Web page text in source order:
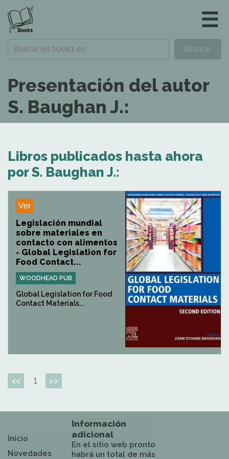
☰
Presentación del autor
S. Baughan J.:
Libros publicados hasta ahora
por S. Baughan J.:
Ver
Legislación mundial
sobre materiales en
contacto con alimentos
- Global Legislation for
Food Contact...
WOODHEAD PUB
Global Legislation for Food
Contact Materials...
<< 1 >>
Inicio
Novedades
Información
adicional
En el sitio web pronto
habrá un total de más